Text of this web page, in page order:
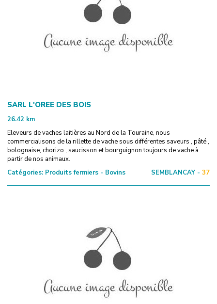
SARL L'OREE DES BOIS
26.42 km
Eleveurs de vaches laitières au Nord de la Touraine, nous
commercialisons de la rillette de vache sous différentes saveurs , pâté ,
bolognaise, chorizo , saucisson et bourguignon toujours de vache à
partir de nos animaux.
Catégories: Produits fermiers - Bovins SEMBLANCAY - 37